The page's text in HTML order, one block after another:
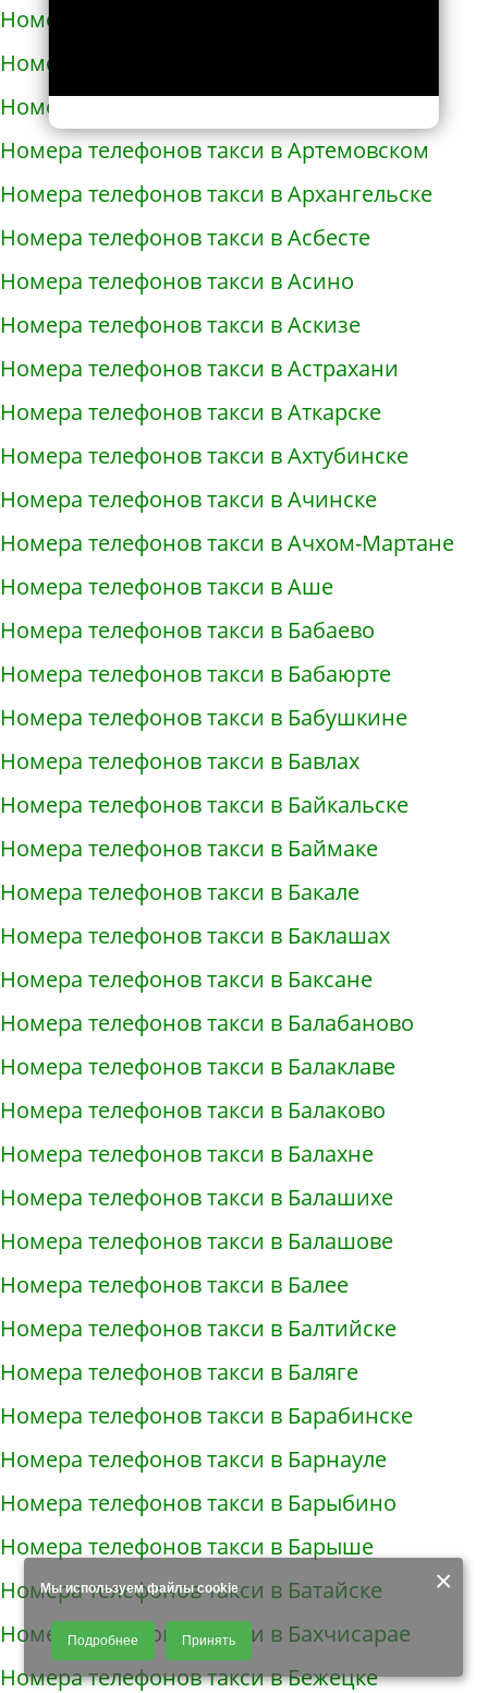
×
Мы используем файлы cookie
Продолжая использовать наш сайт, Вы даете согласие на обработку
файлов - COOKIES, пользовательских данных (файлы-cookies, IP-адрес,
данные об идентификаторе браузера, дата и время осуществления
доступа к сайту, история поисковых запросов) для сбора аналитической и
Подробнее Принять
Номера телефонов такси в Арске
Номера телефонов такси в Артеме
Номера телефонов такси в Артёмовске
Номера телефонов такси в Артемовском
Номера телефонов такси в Архангельске
Номера телефонов такси в Асбесте
Номера телефонов такси в Асино
Номера телефонов такси в Аскизе
Номера телефонов такси в Астрахани
Номера телефонов такси в Аткарске
Номера телефонов такси в Ахтубинске
Номера телефонов такси в Ачинске
Номера телефонов такси в Ачхом-Мартане
Номера телефонов такси в Аше
Номера телефонов такси в Бабаево
Номера телефонов такси в Бабаюрте
Номера телефонов такси в Бабушкине
Номера телефонов такси в Бавлах
Номера телефонов такси в Байкальске
Номера телефонов такси в Баймаке
Номера телефонов такси в Бакале
Номера телефонов такси в Баклашах
Номера телефонов такси в Баксане
Номера телефонов такси в Балабаново
Номера телефонов такси в Балаклаве
Номера телефонов такси в Балаково
Номера телефонов такси в Балахне
Номера телефонов такси в Балашихе
Номера телефонов такси в Балашове
Номера телефонов такси в Балее
Номера телефонов такси в Балтийске
Номера телефонов такси в Баляге
Номера телефонов такси в Барабинске
Номера телефонов такси в Барнауле
Номера телефонов такси в Барыбино
Номера телефонов такси в Барыше
Номера телефонов такси в Батайске
Номера телефонов такси в Бахчисарае
Номера телефонов такси в Бежецке